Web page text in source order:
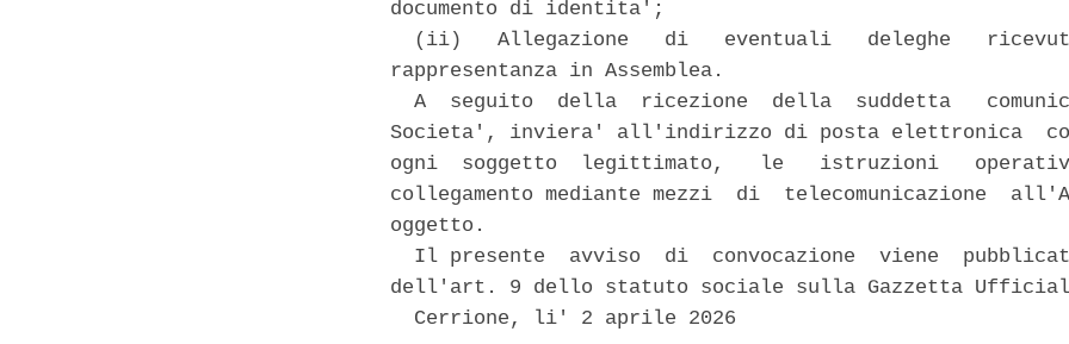
documento di identita';
(ii)   Allegazione   di   eventuali   deleghe
rappresentanza in Assemblea.
A  seguito  della  ricezione  della  suddetta
Societa', inviera' all'indirizzo di posta elettronica
ogni  soggetto  legittimato,   le   istruzioni
collegamento mediante mezzi  di  telecomunicazione
oggetto.
Il presente  avviso  di  convocazione  viene
dell'art. 9 dello statuto sociale sulla Gazzetta
  Cerrione, li' 2 aprile 2026